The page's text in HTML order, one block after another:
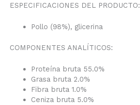
ESPECIFICACIONES DEL PRODUCTO:
Pollo (98%), glicerina
COMPONENTES ANALÍTICOS:
Proteína bruta 55.0%
Grasa bruta 2.0%
Fibra bruta 1.0%
Ceniza bruta 5.0%